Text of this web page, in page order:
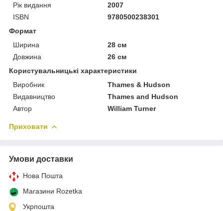
Рік видання
2007
ISBN
9780500238301
Формат
Ширина
28 см
Довжина
26 см
Користувальницькі характеристики
Виробник
Thames & Hudson
Видавництво
Thames and Hudson
Автор
William Turner
Приховати
Умови доставки
Нова Пошта
Магазини Rozetka
Укрпошта